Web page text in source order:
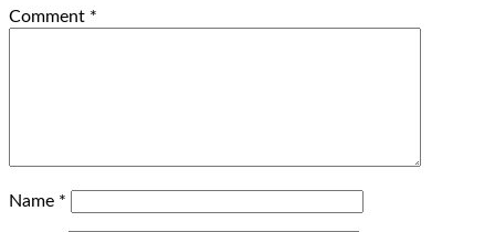
Comment *
Name *